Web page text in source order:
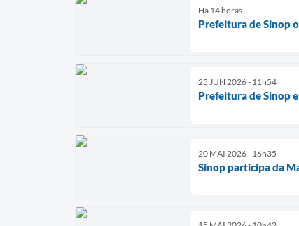
Há 14 horas
Prefeitura de Sinop
25 JUN 2026 - 11h54
Prefeitura de Sinop
20 MAI 2026 - 16h35
Sinop participa da